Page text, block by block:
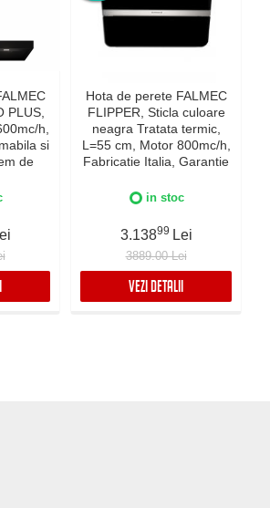
PLUS,
h,
si
de
Hota de perete FALMEC
FLIPPER, Sticla culoare
neagra Tratata termic,
L=55 cm, Motor 800mc/h,
Fabricatie Italia, Garantie
si Dimabila, Inox AISI 304
in stoc
3.13899 Lei
3889.00 Lei
VEZI DETALII